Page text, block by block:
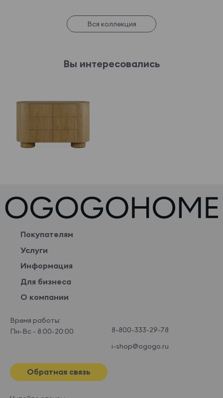
Вся коллекция
Вы интересовались
Покупателям
Услуги
Информация
Для бизнеса
О компании
Время работы:
Пн-Вс - 8:00-20:00
8-800-333-29-78
i-shop@ogogo.ru
Обратная связь